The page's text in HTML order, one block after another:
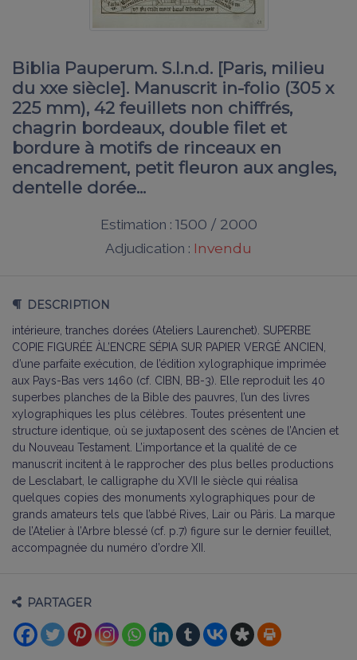
Biblia Pauperum. S.l.n.d. [Paris, milieu
du xxe siècle]. Manuscrit in-folio (305 x
225 mm), 42 feuillets non chiffrés,
chagrin bordeaux, double filet et
bordure à motifs de rinceaux en
encadrement, petit fleuron aux angles,
dentelle dorée...
Estimation : 1500 / 2000
Adjudication : Invendu
DESCRIPTION
intérieure, tranches dorées (Ateliers Laurenchet). SUPERBE
COPIE FIGURÉE ÀL’ENCRE SÉPIA SUR PAPIER VERGÉ ANCIEN,
d’une parfaite exécution, de l’édition xylographique imprimée
aux Pays-Bas vers 1460 (cf. CIBN, BB-3). Elle reproduit les 40
superbes planches de la Bible des pauvres, l’un des livres
xylographiques les plus célèbres. Toutes présentent une
structure identique, où se juxtaposent des scènes de l’Ancien et
du Nouveau Testament. L’importance et la qualité de ce
manuscrit incitent à le rapprocher des plus belles productions
de Lesclabart, le calligraphe du XVII Ie siècle qui réalisa
quelques copies des monuments xylographiques pour de
grands amateurs tels que l’abbé Rives, Lair ou Pâris. La marque
de l’Atelier à l’Arbre blessé (cf. p.7) figure sur le dernier feuillet,
accompagnée du numéro d’ordre XII.
PARTAGER